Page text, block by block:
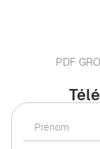
PDF